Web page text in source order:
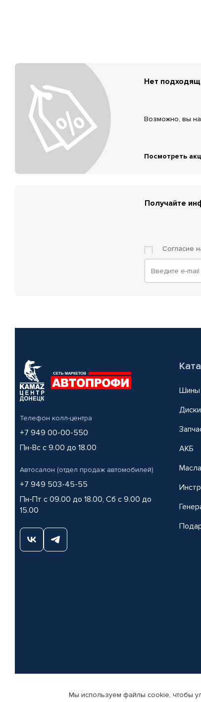
Нет
Возможно, вы
Посмотреть
Получайте
Согласие
Телефон колл-центра
+7 949 00-00-550
Пн-Вс с 9.00 до 18.00
Автосалон (отдел продаж автомобилей)
+7 949 503-45-55
Пн-Пт с 09.00 до 18.00, Сб с 9.00 до
15.00
Шины
Диски
АКБ
© КАМАЗ ЦЕНТР ДОНЕЦК, 2015-2026. Все права защищены.
Мы используем файлы cookie, чтобы